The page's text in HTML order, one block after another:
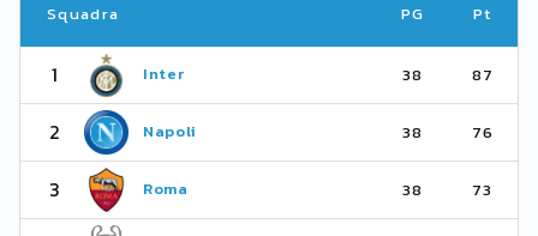
Squadra PG Pt
1 Inter 38 87
2 Napoli 38 76
3 Roma 38 73